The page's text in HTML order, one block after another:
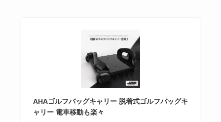
AHAゴルフバッグキャリー 脱着式ゴルフバッグキ
ャリー 電車移動も楽々